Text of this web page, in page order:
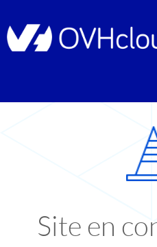
Site en